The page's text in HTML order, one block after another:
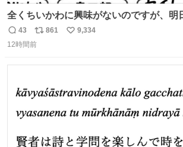
全くちいかわに興味がないのですが、明
で見に行きます。 事前に予習できるよう、友達がキャラク
ターの説明を作ってくれたのですが、く
返
信
43
リ
ポ
861
い
9,334
12時間前